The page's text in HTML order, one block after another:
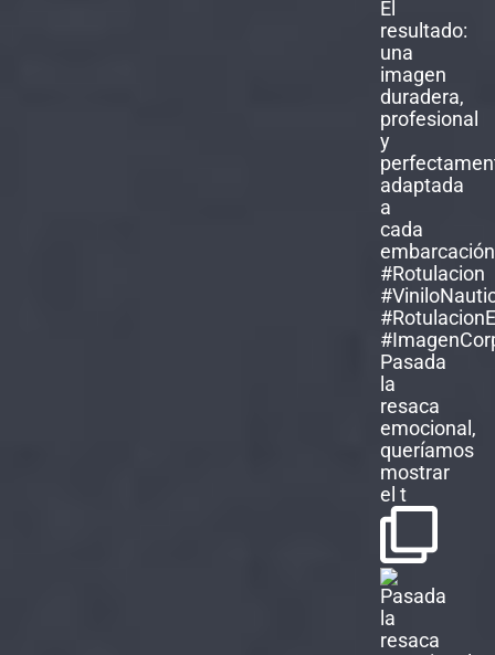
Pasada
la
resaca
emocional,
queríamos
mostrar
el t